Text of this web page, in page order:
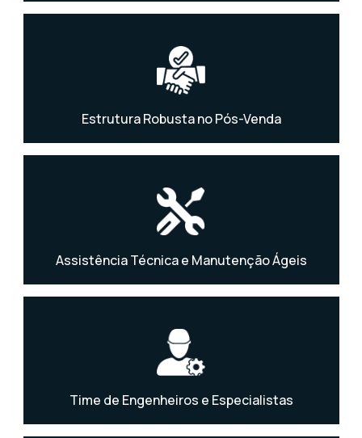
Estrutura Robusta no Pós-Venda
Assistência Técnica e Manutenção Ágeis
Time de Engenheiros e Especialistas